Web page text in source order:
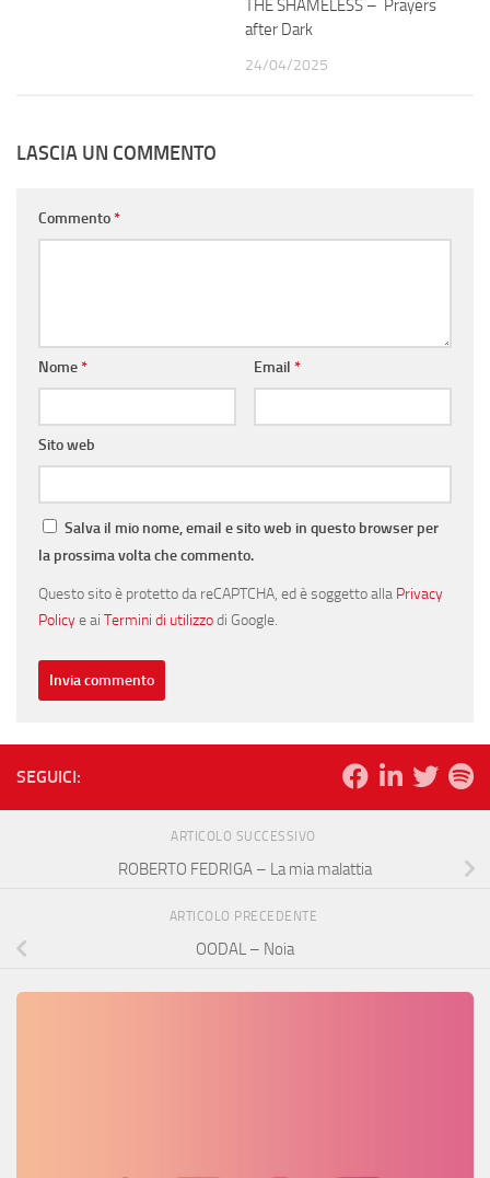
THE SHAMELESS – Prayers
after Dark
24/04/2025
LASCIA UN COMMENTO
Commento*
Nome* Email *
Sito web
Salva il mio nome, email e sito web in questo browser per
la prossima volta che commento.
Questo sito è protetto da reCAPTCHA, ed è soggetto alla Privacy
Policye ai Termini di utilizzodi Google.
SEGUICI:
ARTICOLO SUCCESSIVO
ROBERTO FEDRIGA – La mia malattia
ARTICOLO PRECEDENTE
OODAL – Noia